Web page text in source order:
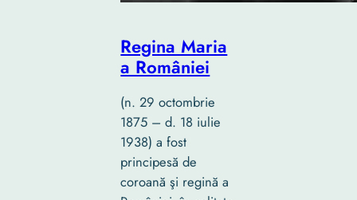
Regina Maria
a României
(n. 29 octombrie
1875 – d. 18 iulie
1938) a fost
principesă de
coroană şi regină a